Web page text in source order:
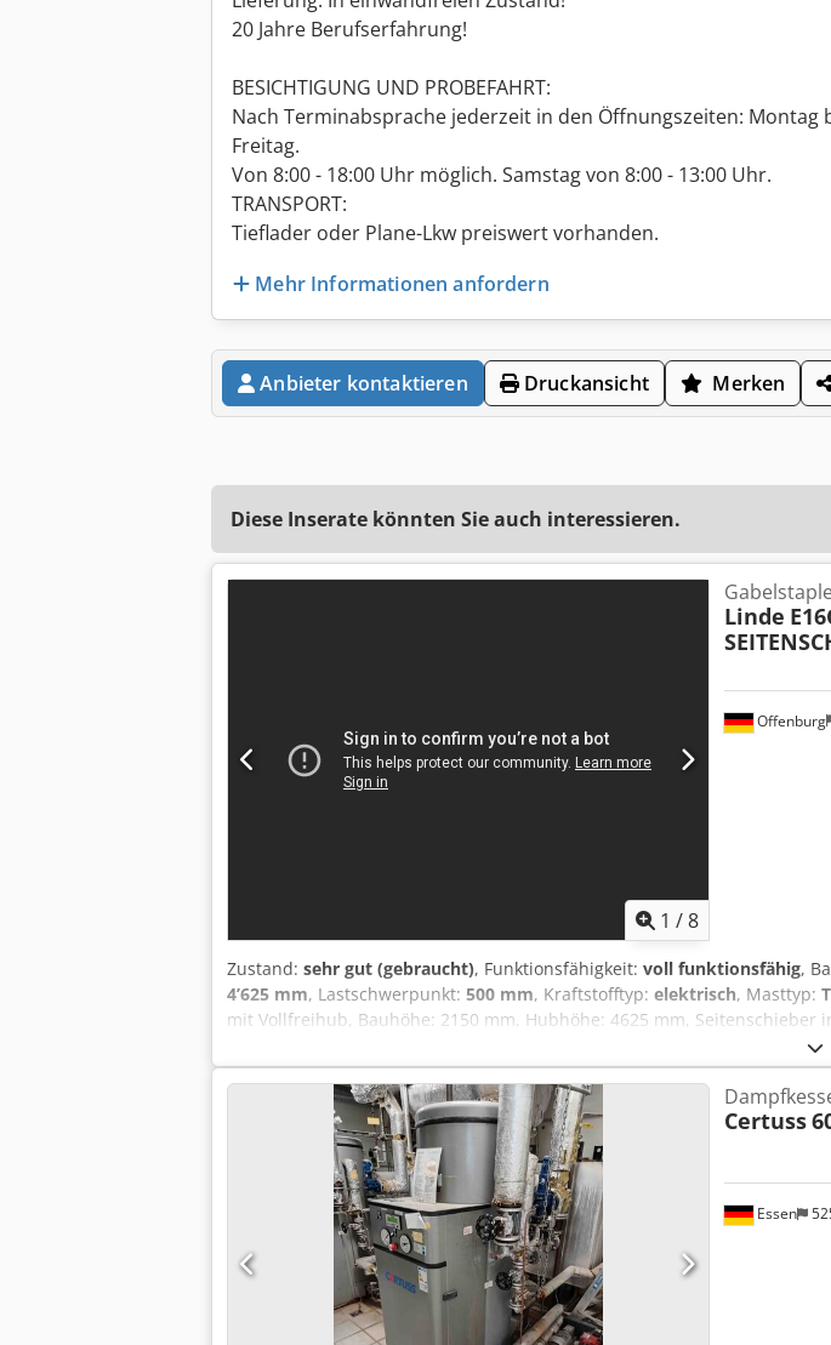
20 Jahre Berufserfahrung!
BESICHTIGUNG UND PROBEFAHRT:
Nach Terminabsprache jederzeit in den Öffnungszeiten: Montag
Freitag.
Von 8:00 - 18:00 Uhr möglich. Samstag von 8:00 - 13:00 Uhr.
TRANSPORT:
Tieflader oder Plane-Lkw preiswert vorhanden.
Mehr Informationen anfordern
Anbieter kontaktieren Druckansicht Merken
Diese Inserate könnten Sie auch interessieren.
1 /8
Offenburg
Linde
Zustand: sehr gut (gebraucht), Funktionsfähigkeit: voll funktionsfähig,
4’625 mm, Lastschwerpunkt: 500 mm, Kraftstofftyp: elektrisch, Masttyp:
mit Vollfreihub, Bauhöhe: 2150 mm, Hubhöhe: 4625 mm,
hinten, Blaulicht, Handschaltung Monopedal, Batterie 48V/625Ah von
beim Verkauf: Credpfx Alou A Di Te Dsf Gabelstapler ist technisch
erhalten! Stapler neu lackiert! Lieferung: In einwandfreien Zustand! 20
Essen
Certuss